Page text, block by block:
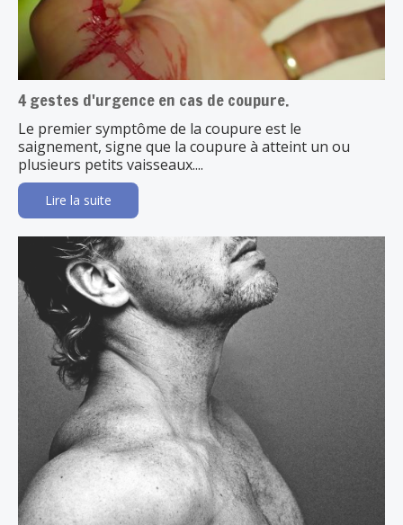
4 gestes d'urgence en cas de coupure.
Le premier symptôme de la coupure est le
saignement, signe que la coupure à atteint un ou
plusieurs petits vaisseaux....
Lire la suite